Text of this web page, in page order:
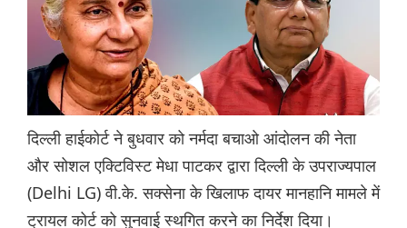
दिल्ली हाईकोर्ट ने बुधवार को नर्मदा बचाओ आंदोलन की नेता
और सोशल एक्टिविस्ट मेधा पाटकर द्वारा दिल्ली के उपराज्यपाल
(Delhi LG) वी.के. सक्सेना के खिलाफ दायर मानहानि मामले में
ट्रायल कोर्ट को सुनवाई स्थगित करने का निर्देश दिया।